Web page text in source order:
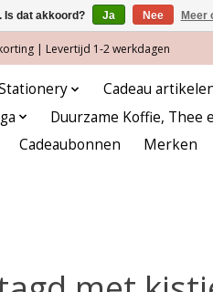
| Levertijd 1-2 werkdagen
Cadeau
Duurzame Koffie, Thee
Cadeaubonnen Merken
Is dat akkoord? Ja Nee Meer